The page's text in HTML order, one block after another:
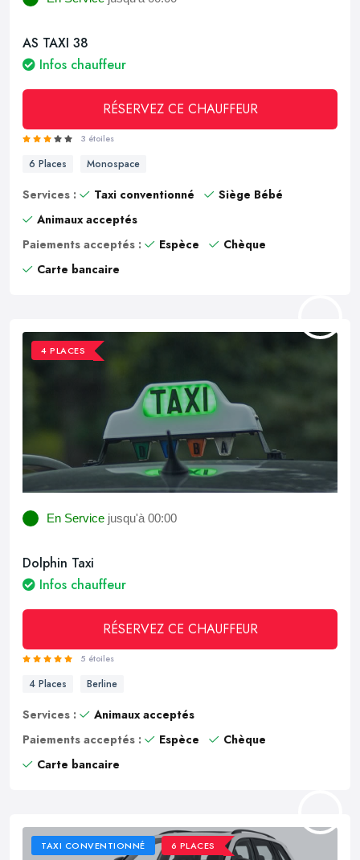
AS TAXI 38
Infos chauffeur
RÉSERVEZ CE CHAUFFEUR
3 étoiles
6 Places Monospace
Services : Taxi conventionné
Siège Bébé
Animaux acceptés
Paiements acceptés :
Espèce
Chèque
Carte bancaire
4 PLACES
En Service jusqu'à 00:00
Dolphin Taxi
Infos chauffeur
RÉSERVEZ CE CHAUFFEUR
5 étoiles
4 Places Berline
Services :
Animaux acceptés
Paiements acceptés :
Espèce
Chèque
Carte bancaire
TAXI CONVENTIONNÉ 6 PLACES